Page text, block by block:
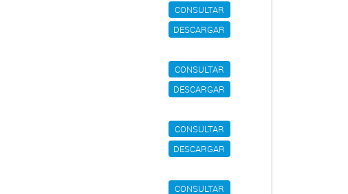
CONSULTAR
DESCARGAR
CONSULTAR
DESCARGAR
CONSULTAR
DESCARGAR
CONSULTAR